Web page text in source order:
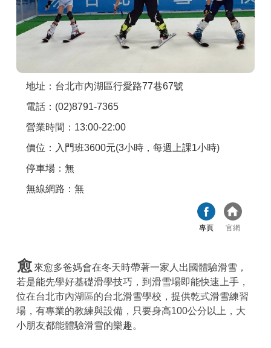
APP下載
地址：台北市內湖區行愛路77巷67號
電話：(02)8791-7365
營業時間：13:00-22:00
價位：入門班3600元(3小時，每週上課1小時)
停車場：無
無線網路：無
專頁 官網
愈 來愈多爸媽會在冬天時帶著一家人出國體驗滑雪，
若是能先學好基礎滑學技巧，到滑雪場即能快速上手，
位在台北市內湖區的台北滑雪學校，提供乾式滑雪練習
場，有專業的教練與設備，只要身高100公分以上，大
小朋友都能體驗滑雪的樂趣。